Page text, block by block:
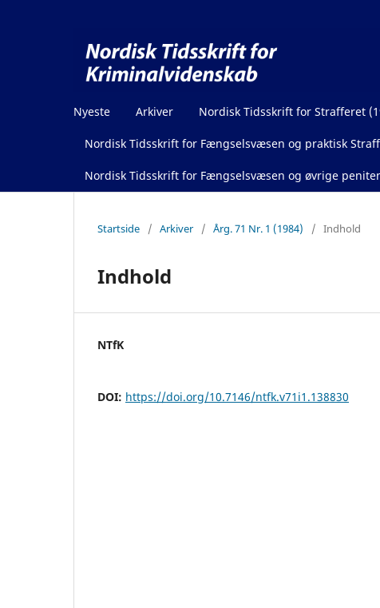
Nyeste Arkiver Nordisk Tidsskrift for Strafferet
Nordisk Tidsskrift for Fængselsvæsen og praktisk
Nordisk Tidsskrift for Fængselsvæsen og øvrige
Startside / Arkiver / Årg. 71 Nr. 1 (1984) / Indhold
Indhold
NTfK
DOI: https://doi.org/10.7146/ntfk.v71i1.138830